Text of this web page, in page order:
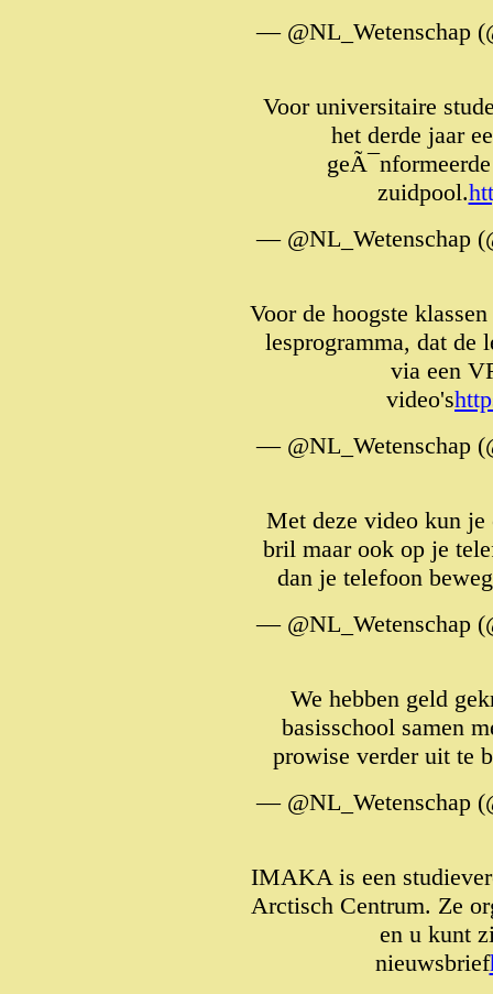
— @NL_Wetenschap
Voor universitaire
het derde jaar
zuidpool.
— @NL_Wetenschap
Voor de hoogste
lesprogramma, dat de
via een
video's
— @NL_Wetenschap
Met deze video kun
bril maar ook op je
dan je telefoon
— @NL_Wetenschap
We hebben geld
basisschool samen
prowise verder uit te
— @NL_Wetenschap
IMAKA is een
Arctisch Centrum. Ze
en u kunt
nieuwsbrief